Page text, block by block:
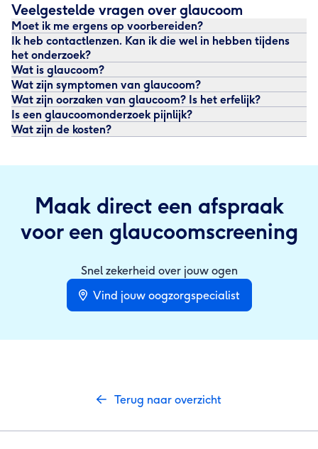
Veelgestelde vragen over glaucoom
Moet ik me ergens op voorbereiden?
Ik heb contactlenzen. Kan ik die wel in hebben tijdens
het onderzoek?
Wat is glaucoom?
Wat zijn symptomen van glaucoom?
Wat zijn oorzaken van glaucoom? Is het erfelijk?
Is een glaucoomonderzoek pijnlijk?
Wat zijn de kosten?
Maak direct een afspraak
voor een glaucoomscreening
Snel zekerheid over jouw ogen
Vind jouw oogzorgspecialist
Terug naar overzicht